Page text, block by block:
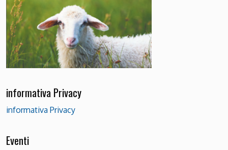
informativa Privacy
informativa Privacy
Eventi